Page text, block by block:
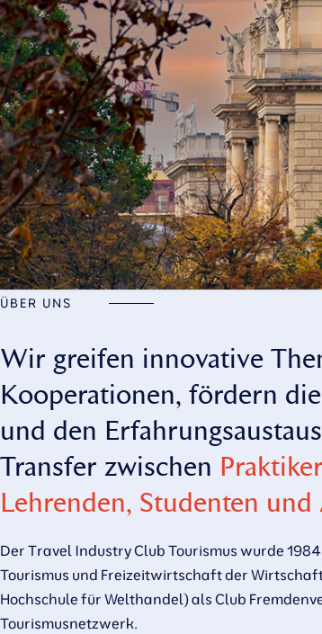
ÜBER UNS
Wir greifen innovative
Kooperationen, fördern
und den
Transfer zwischen
Lehrenden, Studenten und
Der Travel Industry Club Tourismus wurde
Tourismus und Freizeitwirtschaft der
Hochschule für Welthandel) als Club
Tourismusnetzwerk.